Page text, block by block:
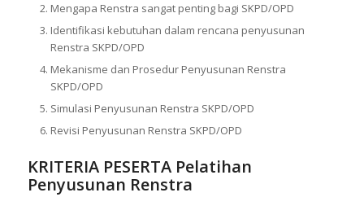
Mengapa Renstra sangat penting bagi SKPD/OPD
Identifikasi kebutuhan dalam rencana penyusunan
Renstra SKPD/OPD
Mekanisme dan Prosedur Penyusunan Renstra
SKPD/OPD
Simulasi Penyusunan Renstra SKPD/OPD
Revisi Penyusunan Renstra SKPD/OPD
KRITERIA PESERTA Pelatihan
Penyusunan Renstra